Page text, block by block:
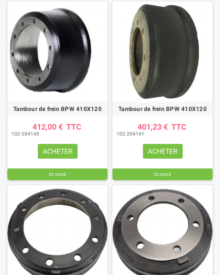
Tambour de frein BPW 410X120
412,00 € TTC
102-204140
ACHETER
En stock
Tambour de frein BPW 410X120
401,23 € TTC
102-204141
ACHETER
En stock